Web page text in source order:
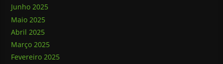
Junho 2025
Maio 2025
Abril 2025
Março 2025
Fevereiro 2025